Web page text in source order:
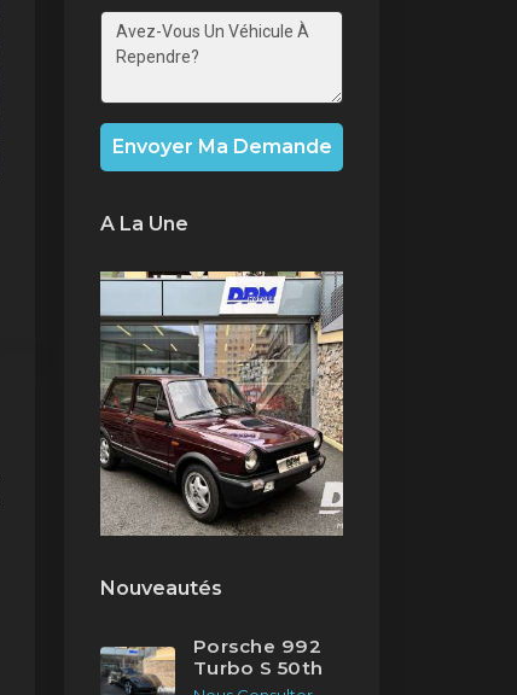
Envoyer Ma Demande
A La Une
Nouveautés
Porsche 992
Turbo S 50th